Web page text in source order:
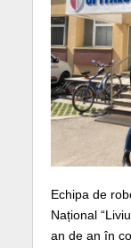
Echipa de
Național
an de an în